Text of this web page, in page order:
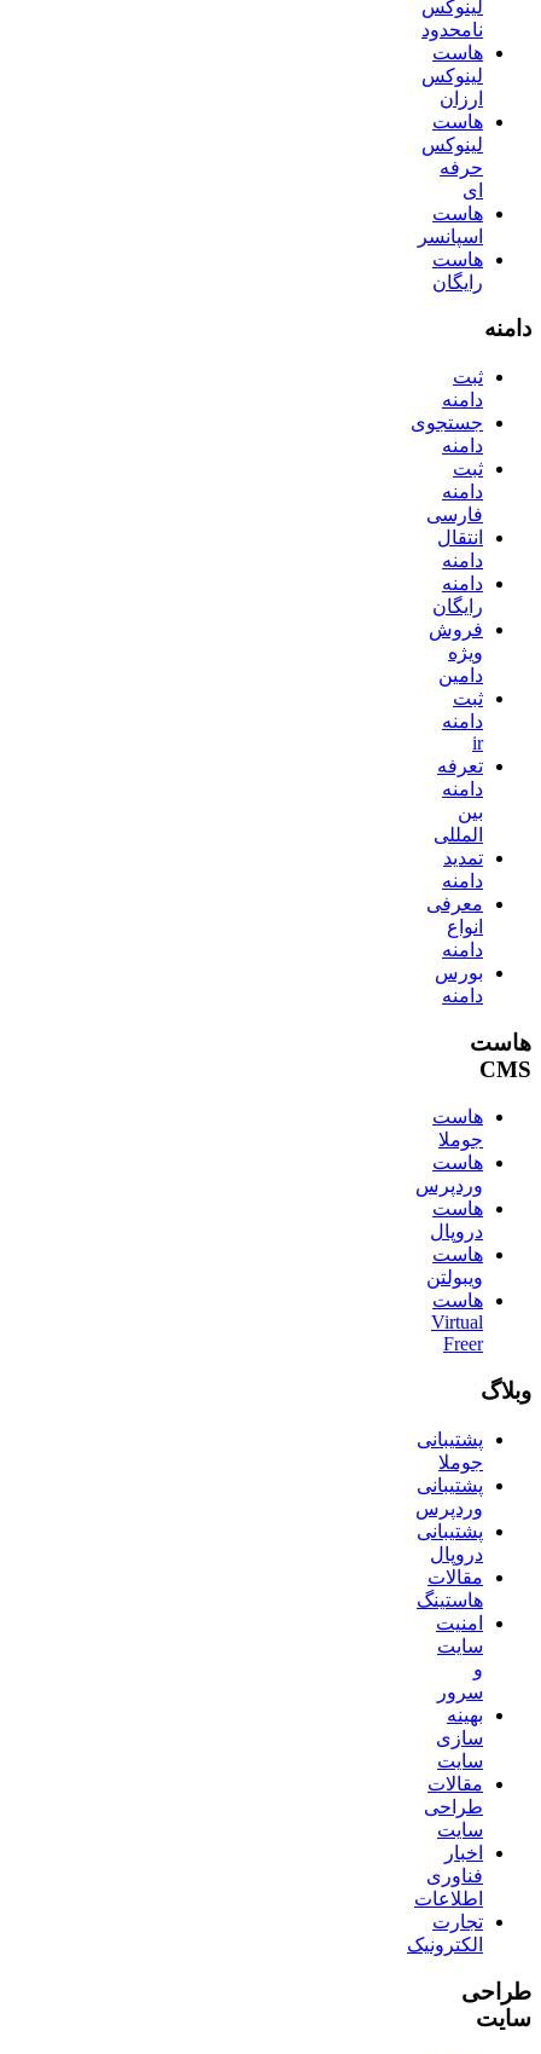
لینوکس
نامحدود
هاست
لینوکس
ارزان
هاست
لینوکس
حرفه
ای
هاست
اسپانسر
هاست
رایگان
دامنه
ثبت
دامنه
جستجوی
دامنه
ثبت
دامنه
فارسی
انتقال
دامنه
دامنه
رایگان
فروش
ویژه
دامین
ثبت
دامنه
ir
تعرفه
دامنه
بین
المللی
تمدید
دامنه
معرفی
انواع
دامنه
بورس
دامنه
هاست
CMS
هاست
جوملا
هاست
وردپرس
هاست
دروپال
هاست
ویبولتن
هاست
Virtual
Freer
وبلاگ
پشتیبانی
جوملا
پشتیبانی
وردپرس
پشتیبانی
دروپال
مقالات
هاستینگ
امنیت
سایت
و
سرور
بهینه
سازی
سایت
مقالات
طراحی
سایت
اخبار
فناوری
اطلاعات
تجارت
الکترونیک
طراحی
سایت